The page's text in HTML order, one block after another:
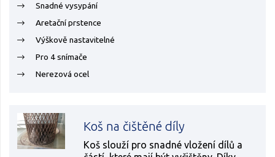
Snadné vysypání
Aretační prstence
Výškově nastavitelné
Pro 4 snímače
Nerezová ocel
Koš na čištěné díly
Koš slouží pro snadné vložení dílů a